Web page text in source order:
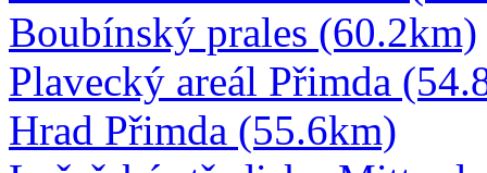
Boubínský prales (60.2km)
Plavecký areál Přimda
Hrad Přimda (55.6km)